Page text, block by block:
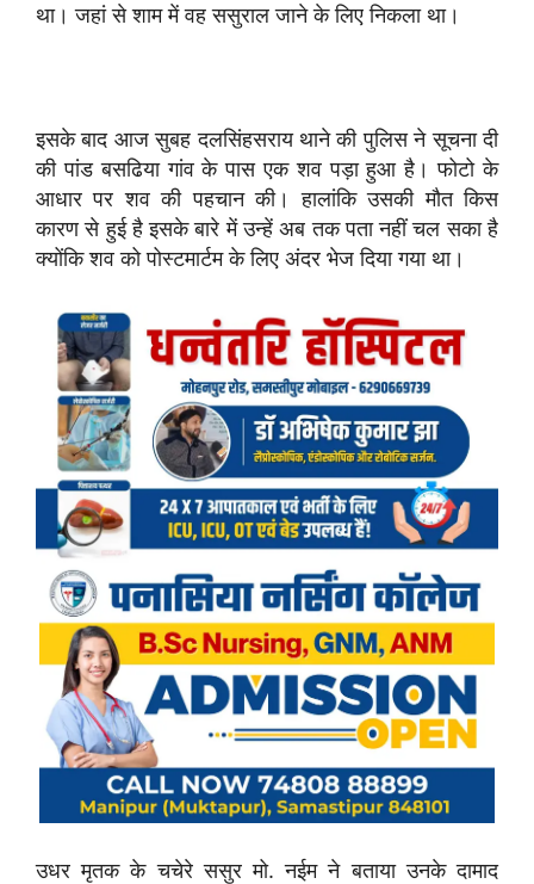
था। जहां से शाम में वह ससुराल जाने के लिए निकला था।
इसके बाद आज सुबह दलसिंहसराय थाने की पुलिस ने सूचना दी
की पांड बसढिया गांव के पास एक शव पड़ा हुआ है। फोटो के
आधार पर शव की पहचान की। हालांकि उसकी मौत किस
कारण से हुई है इसके बारे में उन्हें अब तक पता नहीं चल सका है
क्योंकि शव‌ को पोस्टमार्टम के लिए अंदर भेज दिया गया था।
उधर मृतक के चचेरे ससुर मो. नईम ने बताया उनके दामाद